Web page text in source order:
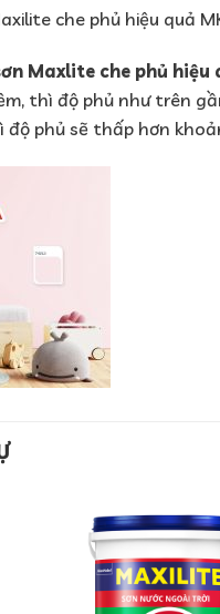
che phủ hiệu quả
Maxlite che phủ hiệu
thì độ phủ như trên
phủ sẽ thấp hơn